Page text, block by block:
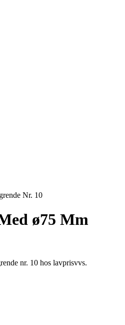
Nr. 10
ø75 Mm
nr. 10 hos lavprisvvs.